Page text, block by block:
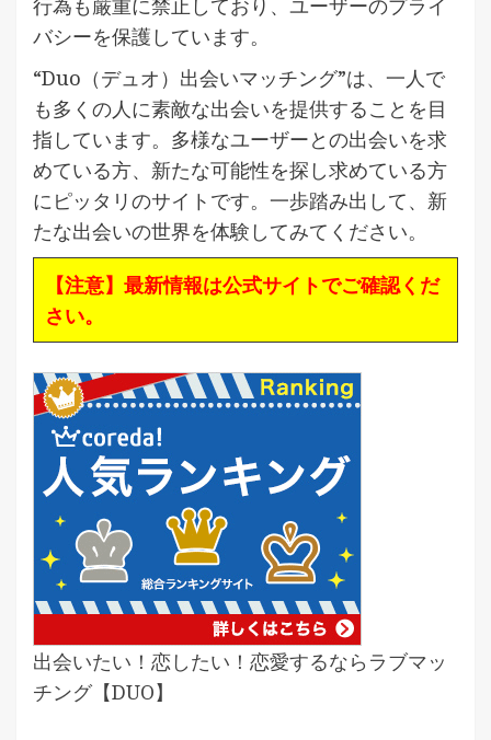
バシーを保護しています。
“Duo（デュオ）出会いマッチング”は、一人で
も多くの人に素敵な出会いを提供することを目
指しています。多様なユーザーとの出会いを求
めている方、新たな可能性を探し求めている方
にピッタリのサイトです。一歩踏み出して、新
たな出会いの世界を体験してみてください。
【注意】最新情報は公式サイトでご確認くだ
さい。
出会いたい！恋したい！恋愛するならラブマッ
チング【DUO】